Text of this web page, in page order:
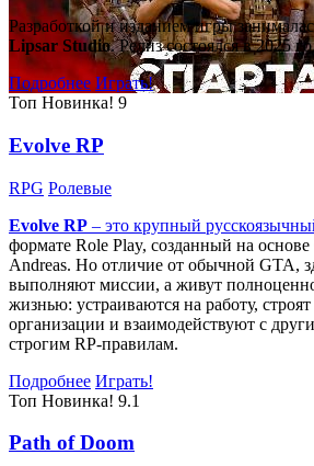
Разработкой и изданием игры
Lipsar Studio. Релиз состоялся в 2025
Подробнее Играть!
Топ Новинка! 9
Evolve RP
RPG Ролевые
Evolve RP – это крупный
формате Role Play, созданный на
Andreas. Но отличие от обычной GTA,
выполняют миссии, а живут
жизнью: устраиваются на работу,
организации и взаимодействуют с
строгим RP-правилам.
Подробнее Играть!
Топ Новинка! 9.1
Path of Doom